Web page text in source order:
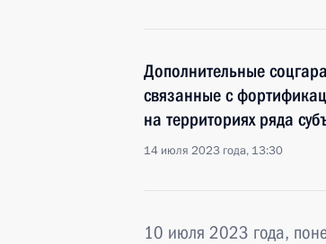
Дополнительные
связанные с
на территориях ряда
14 июля 2023 года, 13:30
10 июля 2023 года,